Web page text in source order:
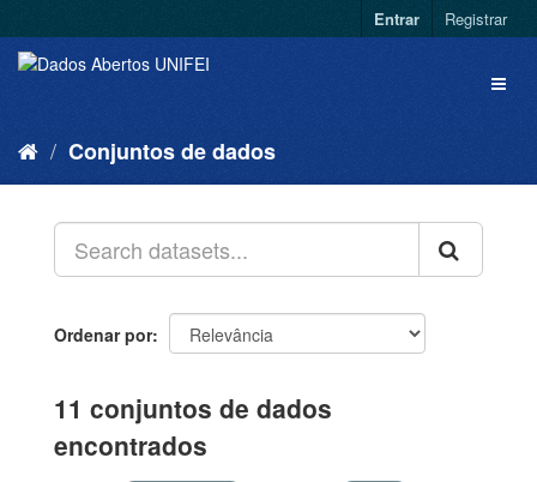
Entrar Registrar
Conjuntos de dados
Ordenar por
11 conjuntos de dados
encontrados